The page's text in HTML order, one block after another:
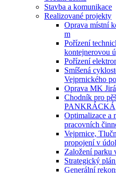
Stavba a komunikace
Realizované projekty
Oprava místní
m
Pořízení
kontejnerovou
Pořízení
Smíšená
Vejprnického
Oprava MK
Chodník pro
PANKRÁCKÁ
Optimalizace a
pracovních
Vejprnice,
propojení v
Založení parku
Strategický
Generální